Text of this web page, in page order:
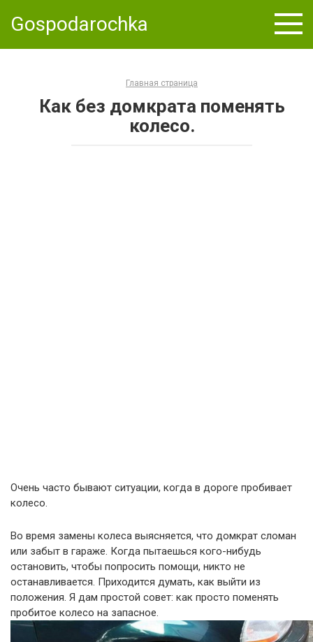
Gospodarochka
Главная страница
Как без домкрата поменять
колесо.
Очень часто бывают ситуации, когда в дороге пробивает
колесо.
Во время замены колеса выясняется, что домкрат сломан
или забыт в гараже. Когда пытаешься кого-нибудь
остановить, чтобы попросить помощи, никто не
останавливается. Приходится думать, как выйти из
положения. Я дам простой совет: как просто поменять
пробитое колесо на запасное.